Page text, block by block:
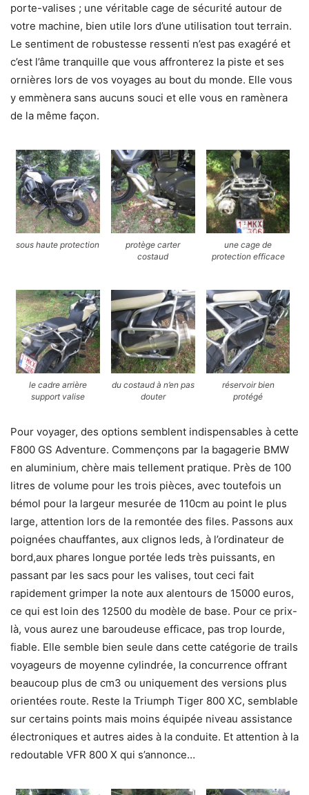
porte-valises ; une véritable cage de sécurité autour de
votre machine, bien utile lors d’une utilisation tout terrain.
Le sentiment de robustesse ressenti n’est pas exagéré et
c’est l’âme tranquille que vous affronterez la piste et ses
ornières lors de vos voyages au bout du monde. Elle vous
y emmènera sans aucuns souci et elle vous en ramènera
de la même façon.
sous haute protection
protège carter
costaud
une cage de
protection efficace
le cadre arrière
support valise
du costaud à n’en pas
douter
réservoir bien
protégé
Pour voyager, des options semblent indispensables à cette
F800 GS Adventure. Commençons par la bagagerie BMW
en aluminium, chère mais tellement pratique. Près de 100
litres de volume pour les trois pièces, avec toutefois un
bémol pour la largeur mesurée de 110cm au point le plus
large, attention lors de la remontée des files. Passons aux
poignées chauffantes, aux clignos leds, à l’ordinateur de
bord,aux phares longue portée leds très puissants, en
passant par les sacs pour les valises, tout ceci fait
rapidement grimper la note aux alentours de 15000 euros,
ce qui est loin des 12500 du modèle de base. Pour ce prix-
là, vous aurez une baroudeuse efficace, pas trop lourde,
fiable. Elle semble bien seule dans cette catégorie de trails
voyageurs de moyenne cylindrée, la concurrence offrant
beaucoup plus de cm3 ou uniquement des versions plus
orientées route. Reste la Triumph Tiger 800 XC, semblable
sur certains points mais moins équipée niveau assistance
électroniques et autres aides à la conduite. Et attention à la
redoutable VFR 800 X qui s’annonce…